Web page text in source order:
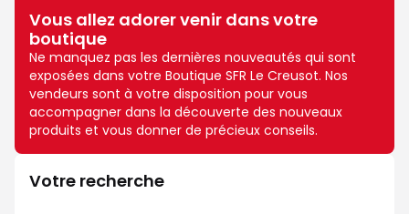
Vous allez adorer venir dans votre
boutique
Ne manquez pas les dernières nouveautés qui sont
exposées dans votre Boutique SFR Le Creusot. Nos
vendeurs sont à votre disposition pour vous
accompagner dans la découverte des nouveaux
produits et vous donner de précieux conseils.
Votre recherche